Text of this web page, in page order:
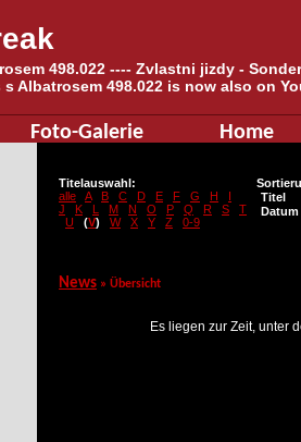
498.022 ---- Zvlastni jizdy -
Albatrosem 498.022 is now also on
Foto-Galerie Home
Titelauswahl:
alle
A B C D E F G H
I
J
K L M N O P Q R S
T
U
(V) W X Y Z 0-9
Titel
Datum
News » Übersicht
Es liegen zur Zeit, unter